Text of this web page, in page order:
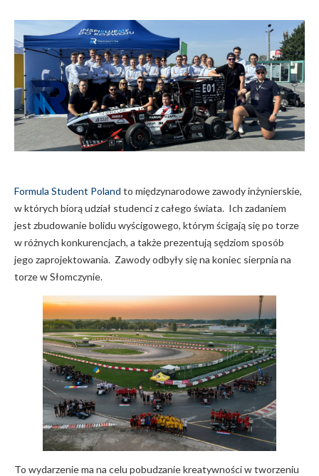
Formula Student Poland to międzynarodowe zawody inżynierskie,
w których biorą udział studenci z całego świata. Ich zadaniem
jest zbudowanie bolidu wyścigowego, którym ścigają się po torze
w różnych konkurencjach, a także prezentują sędziom sposób
jego zaprojektowania. Zawody odbyły się na koniec sierpnia na
torze w Słomczynie.
To wydarzenie ma na celu pobudzanie kreatywności w tworzeniu